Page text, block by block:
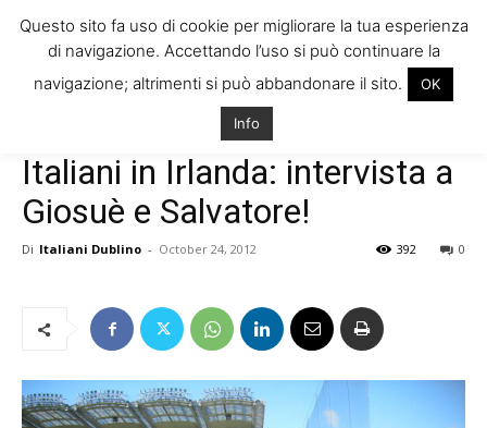
Italiani in Irlanda: intervista a
Giosuè e Salvatore!
Di Italiani Dublino - October 24, 2012 0
392
Questo sito fa uso di cookie per migliorare la tua esperienza
di navigazione. Accettando l’uso si può continuare la
navigazione; altrimenti si può abbandonare il sito.
OK
Info